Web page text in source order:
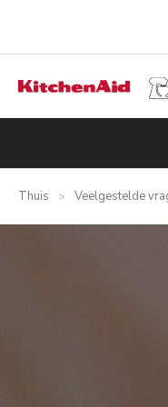
Thuis > Veelgestelde